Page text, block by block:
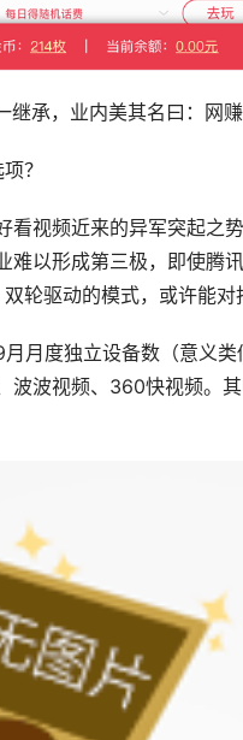
承，业内美其名曰：网赚
？
视频近来的异军突起之
以形成第三极，即使腾
轮驱动的模式，或许能对
月度独立设备数（意义
波视频、360快视频。